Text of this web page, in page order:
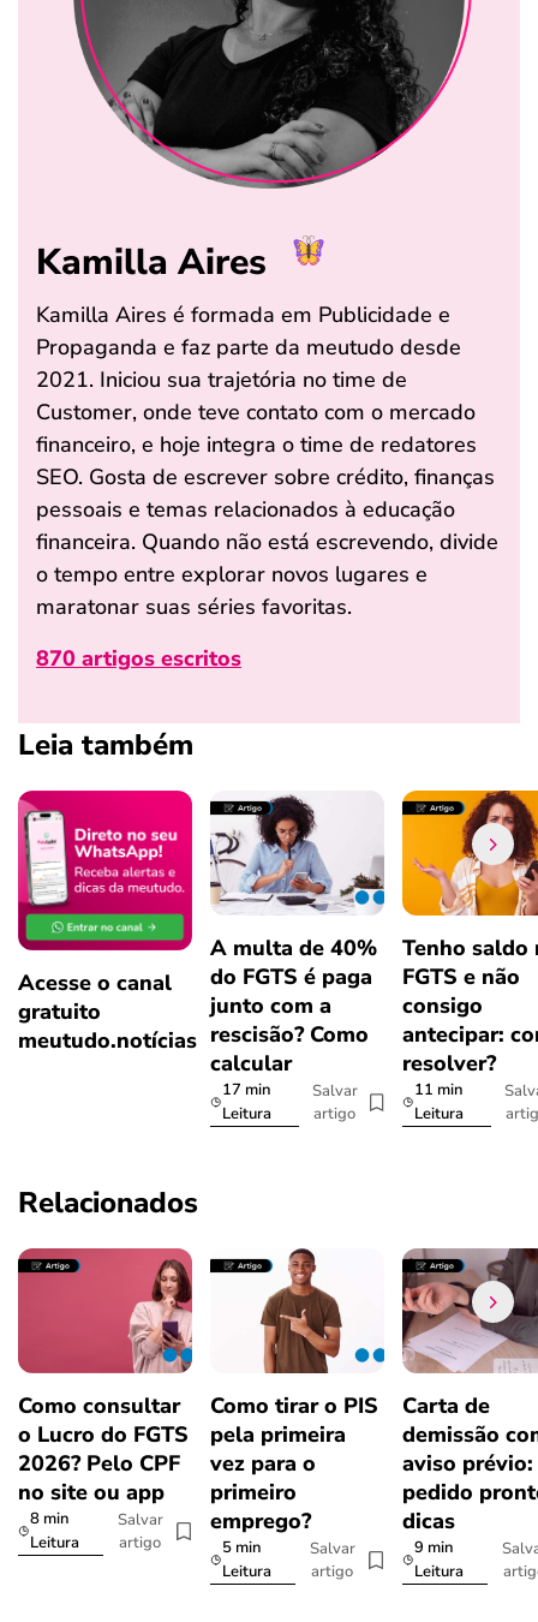
Kamilla Aires
Kamilla Aires é formada em Publicidade e
Propaganda e faz parte da meutudo desde
2021. Iniciou sua trajetória no time de
Customer, onde teve contato com o mercado
financeiro, e hoje integra o time de redatores
SEO. Gosta de escrever sobre crédito, finanças
pessoais e temas relacionados à educação
financeira. Quando não está escrevendo, divide
o tempo entre explorar novos lugares e
maratonar suas séries favoritas.
870 artigos escritos
Leia também
Acesse o canal
gratuito
meutudo.notícias
A multa de 40%
do FGTS é paga
junto com a
rescisão? Como
calcular
17 min
Leitura
Salvar
artigo
Tenho saldo
FGTS e não
consigo
antecipar:
resolver?
11 min
Leitura
Relacionados
Como consultar
o Lucro do FGTS
2026? Pelo CPF
no site ou app
8 min
Leitura
Salvar
artigo
Como tirar o PIS
pela primeira
vez para o
primeiro
emprego?
5 min
Leitura
Salvar
artigo
Carta de
demissão
aviso prévio:
pedido
dicas
9 min
Leitura